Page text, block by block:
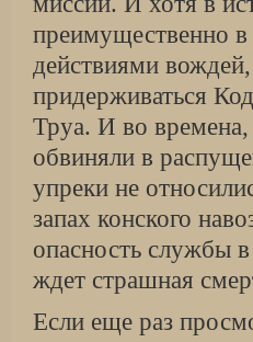
преимущественно
действиями
придерживаться
Труа. И во времена,
обвиняли в
упреки не
запах конского
опасность службы
ждет страшная
Если еще раз